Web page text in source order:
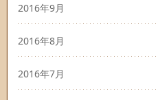
2016年9月
2016年8月
2016年7月